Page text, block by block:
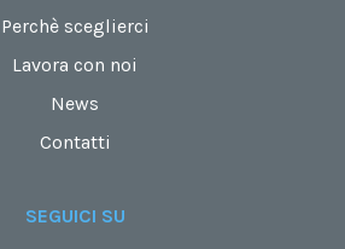
Perchè sceglierci
Lavora con noi
News
Contatti
SEGUICI SU